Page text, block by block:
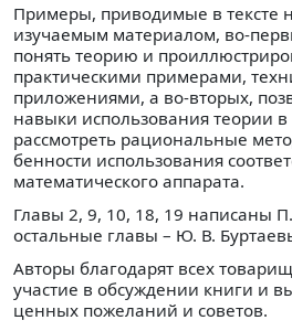
Примеры, приводимые в тексте
изу­чаемым материалом, во-
понять теорию и
практическими примерами,
приложениями, а во-вторых,
навыки использования теории
рассмотреть рациональные
бенности использования
математическо­го аппарата.
Главы 2, 9, 10, 18, 19 написаны
остальные главы – Ю. В.
Авторы благодарят всех
участие в обсуждении книги и
ценных пожеланий и советов.